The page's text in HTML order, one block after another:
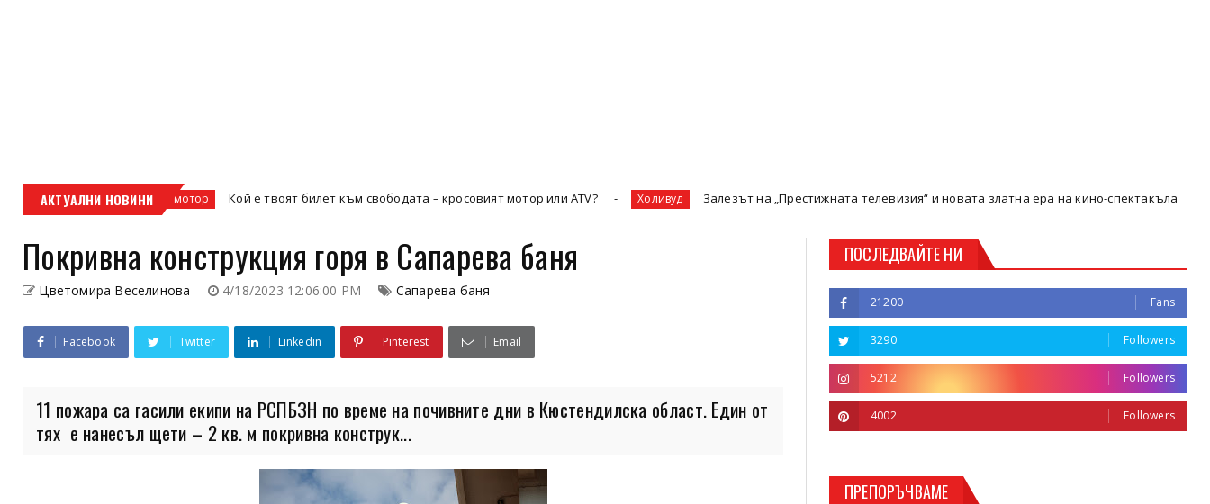
АКТУАЛНИ НОВИНИ
кросов мотор Кой е твоят билет към свободата – кросовият мотор или ATV? Холивуд Залезът на „Престижната телевизия“ и новата златна ера на кино-спектакъла Кюстендил
Покривна конструкция горя в Сапарева баня
Цветомира Веселинова 4/18/2023 12:06:00 PM Сапарева баня
Facebook Twitter Linkedin Pinterest Email
11 пожара са гасили екипи на РСПБЗН по време на почивните дни в Кюстендилска област. Един от
тях е нанесъл щети – 2 кв. м покривна конструк...
ПОСЛЕДВАЙТЕ НИ
21200 Fans
3290 Followers
5212 Followers
4002 Followers
ПРЕПОРЪЧВАМЕ